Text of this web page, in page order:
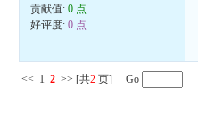
贡献值:0 点
好评度:0 点
<< 1 2 >> [共2 页] Go